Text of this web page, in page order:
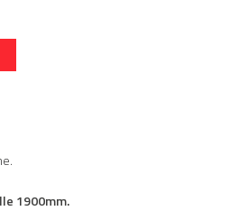
1900mm.